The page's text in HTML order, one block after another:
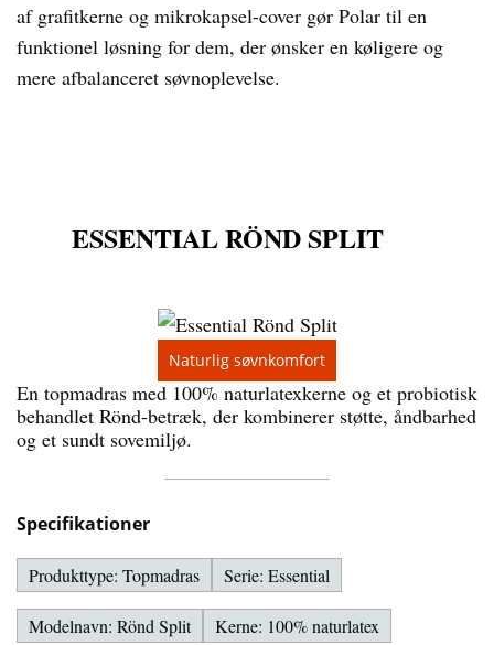
af grafitkerne og mikrokapsel-cover gør Polar til en
funktionel løsning for dem, der ønsker en køligere og
mere afbalanceret søvnoplevelse.
Naturlig søvnkomfort
ESSENTIAL RÖND SPLIT
En topmadras med 100% naturlatexkerne og et probiotisk
behandlet Rönd-betræk, der kombinerer støtte, åndbarhed
og et sundt sovemiljø.
Specifikationer
Produkttype: Topmadras Serie: Essential
Modelnavn: Rönd Split Kerne: 100% naturlatex